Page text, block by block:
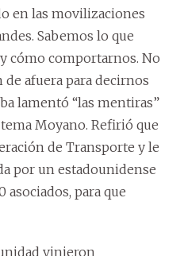
en las movilizaciones
Sabemos lo que
cómo comportarnos. No
afuera para decirnos
lamentó “las mentiras”
Moyano. Refirió que
de Transporte y le
por un estadounidense
asociados, para que
vinieron